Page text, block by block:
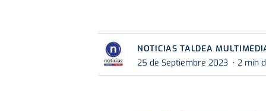
NOTICIAS TALDEA
25 de Septiembre 2023
2 min